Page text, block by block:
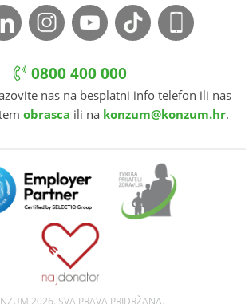
0800 400 000
nas na besplatni info telefon ili nas
obrasca ili na konzum@konzum.hr.
2026. SVA PRAVA PRIDRŽANA.